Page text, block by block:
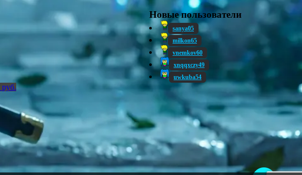
Новые пользователи
sanya05
milkon65
vnemkov60
xnqqxczy49
uwkuba54
руб.